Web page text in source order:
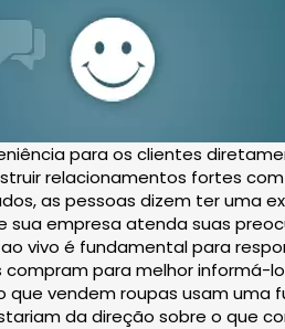
para os clientes
relacionamentos fortes
as pessoas dizem ter uma
empresa atenda suas
vivo é fundamental para
para melhor informá-
vendem roupas usam
da direção sobre o que